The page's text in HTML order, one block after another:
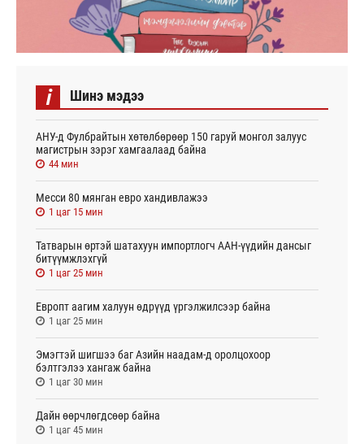
i Шинэ мэдээ
АНУ-д Фулбрайтын хөтөлбөрөөр 150 гаруй монгол залуус
магистрын зэрэг хамгаалаад байна
44 мин
Месси 80 мянган евро хандивлажээ
1 цаг 15 мин
Татварын өртэй шатахуун импортлогч ААН-үүдийн дансыг
битүүмжлэхгүй
1 цаг 25 мин
Европт аагим халуун өдрүүд үргэлжилсээр байна
1 цаг 25 мин
Эмэгтэй шигшээ баг Азийн наадам-д оролцохоор
бэлтгэлээ хангаж байна
1 цаг 30 мин
Дайн өөрчлөгдсөөр байна
1 цаг 45 мин